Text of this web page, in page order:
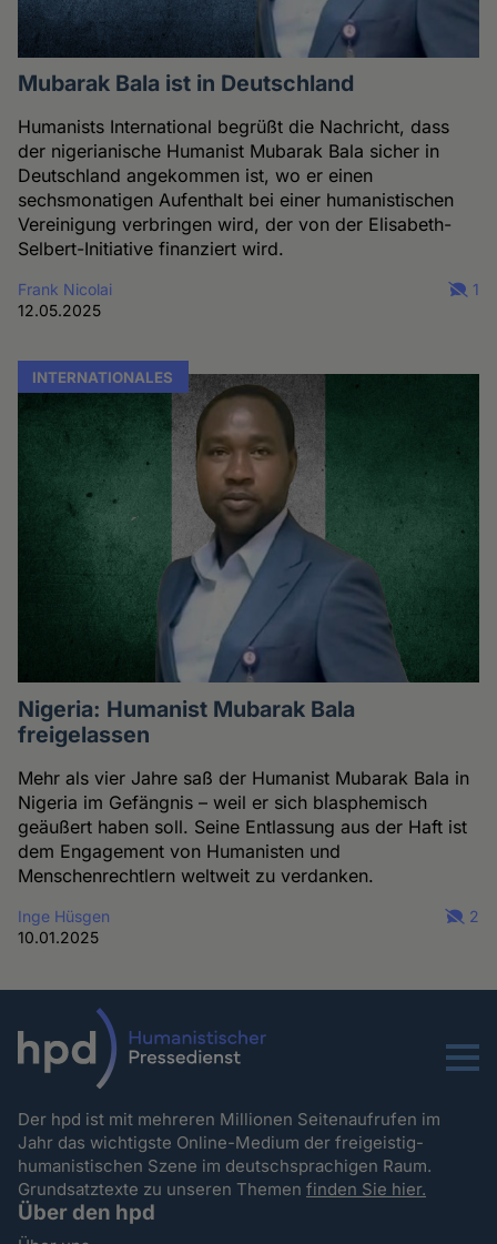
Mubarak Bala ist in Deutschland
Humanists International begrüßt die Nachricht, dass
der nigerianische Humanist Mubarak Bala sicher in
Deutschland angekommen ist, wo er einen
sechsmonatigen Aufenthalt bei einer humanistischen
Vereinigung verbringen wird, der von der Elisabeth-
Selbert-Initiative finanziert wird.
Frank Nicolai
12.05.2025
1
INTERNATIONALES
Nigeria: Humanist Mubarak Bala
freigelassen
Mehr als vier Jahre saß der Humanist Mubarak Bala in
Nigeria im Gefängnis – weil er sich blasphemisch
geäußert haben soll. Seine Entlassung aus der Haft ist
dem Engagement von Humanisten und
Menschenrechtlern weltweit zu verdanken.
Inge Hüsgen
10.01.2025
2
Menu
Der hpd ist mit mehreren Millionen Seitenaufrufen im
Jahr das wichtigste Online-Medium der freigeistig-
humanistischen Szene im deutschsprachigen Raum.
Grundsatztexte zu unseren Themenfinden Sie hier.
Über den hpd